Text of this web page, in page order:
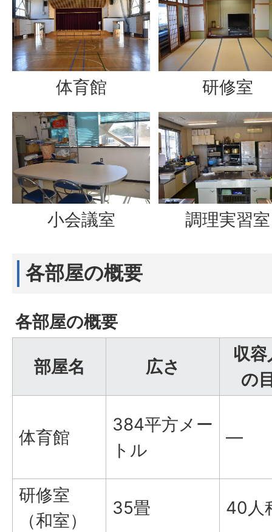
体育館 研修室
小会議室 調理実習室
各部屋の概要
各部屋の概要
部屋名 広さ
収容
の
体育館
384平方メー
トル
―
研修室
（和室）
35畳 40人